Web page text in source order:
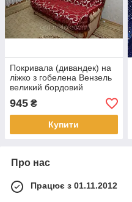
Покривала (дивандек) на
ліжко з гобелена Вензель
великий бордовий
945 ₴
Купити
Про нас
Працює з 01.11.2012